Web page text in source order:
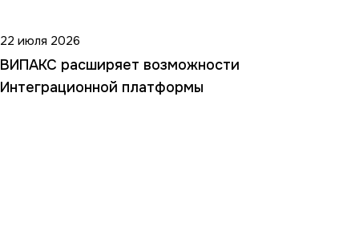
22 июля 2026
ВИПАКС расширяет возможности
Интеграционной платформы